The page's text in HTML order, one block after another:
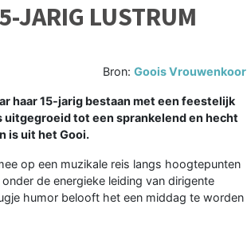
JARIG LUSTRUM
Bron:Goois Vrouwenkoor
haar 15-jarig bestaan met een feestelijk
tot een sprankelend en hecht
is uit het Gooi.
op een muzikale reis langs hoogtepunten
de energieke leiding van dirigente
humor belooft het een middag te worden